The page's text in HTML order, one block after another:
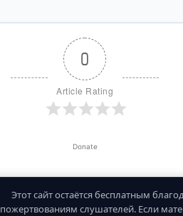
0
Article Rating
Donate
Этот сайт остаётся бесплатным
пожертвованиям слушателей. Если